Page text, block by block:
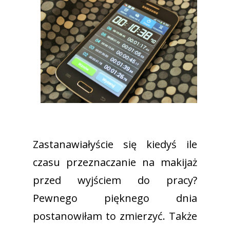
Zastanawiałyście się kiedyś ile
czasu przeznaczanie na makijaż
przed wyjściem do pracy?
Pewnego pięknego dnia
postanowiłam to zmierzyć. Także